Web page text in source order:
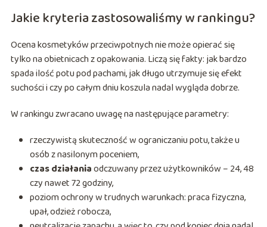
Jakie kryteria zastosowaliśmy w rankingu?
Ocena kosmetyków przeciwpotnych nie może opierać się
tylko na obietnicach z opakowania. Liczą się fakty: jak bardzo
spada ilość potu pod pachami, jak długo utrzymuje się efekt
suchości i czy po całym dniu koszula nadal wygląda dobrze.
W rankingu zwracano uwagę na następujące parametry:
rzeczywistą skuteczność w ograniczaniu potu, także u
osób z nasilonym poceniem,
czas działaniaodczuwany przez użytkowników – 24, 48
czy nawet 72 godziny,
poziom ochrony w trudnych warunkach: praca fizyczna,
upał, odzież robocza,